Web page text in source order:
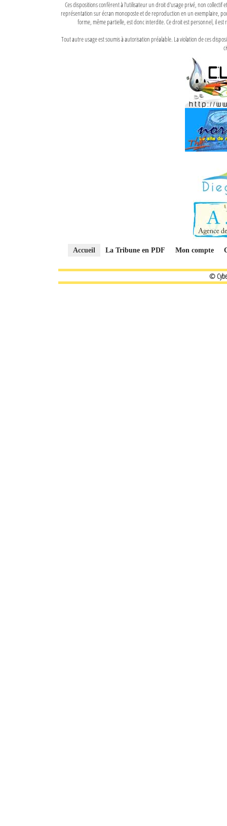
Ces dispositions confèrent à l'utilisateur un droit d'usage privé, non
représentation sur écran monoposte et de reproduction en un exemplaire,
forme, même partielle, est donc interdite. Ce droit est personnel, il
Tout autre usage est soumis à autorisation préalable. La violation de ces
Accueil La Tribune en PDF Mon compte
©